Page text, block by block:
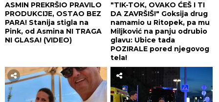
ASMIN PREKRŠIO PRAVILO
PRODUKCIJE, OSTAO BEZ
PARA! Stanija stigla na
Pink, od Asmina NI TRAGA
NI GLASA! (VIDEO)
"TIK-TOK, OVAKO ĆEŠ I TI
DA ZAVRŠIŠ!" Goksija drug
namamio u Ritopek, pa mu
Miljković na panju odrubio
glavu: Ubice tada
POZIRALE pored njegovog
tela!